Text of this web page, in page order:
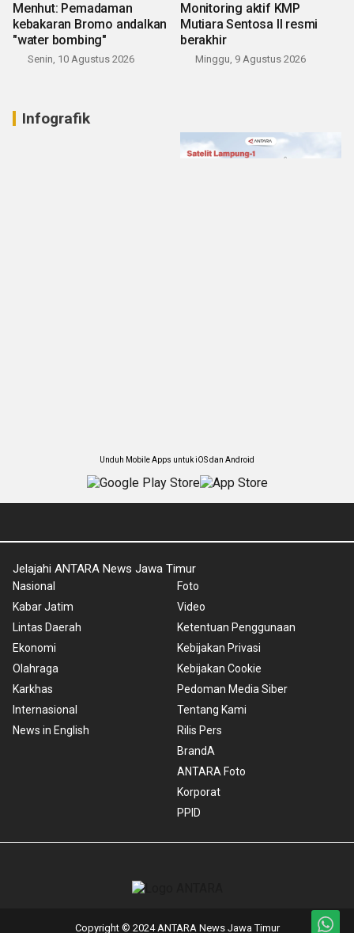
Menhut: Pemadaman
kebakaran Bromo andalkan
"water bombing"
Senin, 10 Agustus 2026
Monitoring aktif KMP
Mutiara Sentosa II resmi
berakhir
Minggu, 9 Agustus 2026
Infografik
Unduh Mobile Apps untuk iOS dan Android
Jelajahi ANTARA News Jawa Timur
Nasional
Kabar Jatim
Lintas Daerah
Ekonomi
Olahraga
Karkhas
Internasional
News in English
Foto
Video
Ketentuan Penggunaan
Kebijakan Privasi
Kebijakan Cookie
Pedoman Media Siber
Tentang Kami
Rilis Pers
BrandA
ANTARA Foto
Korporat
PPID
Copyright © 2024 ANTARA News Jawa Timur